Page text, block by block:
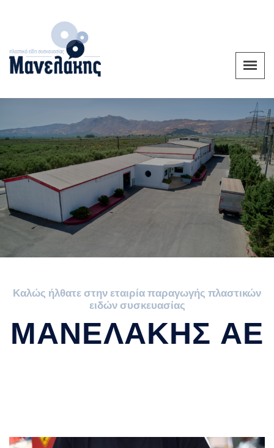
Καλώς ήλθατε στην εταιρία παραγωγής πλαστικών
ειδών συσκευασίας
ΜΑΝΕΛΑΚΗΣ ΑΕ